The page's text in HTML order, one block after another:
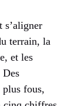
s’aligner
terrain, la
et les
fous,